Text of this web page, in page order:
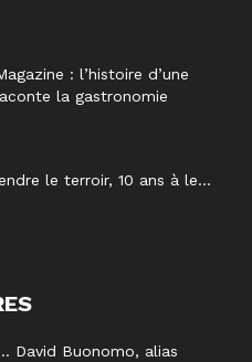
: l’histoire d’une
la gastronomie
le terroir, 10 ans à le...
David Buonomo, alias